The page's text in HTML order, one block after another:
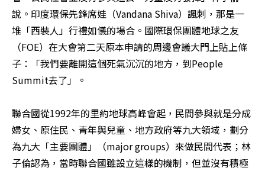
說。印度環保先鋒席娃（Vandana Shiva）諷刺，那是一
堆「西裝人」行禮如儀的場合。國際環保團體地球之友
（FOE）在大會第二天原本申請的周邊會議大門上貼上條
子：「我們要離開這個死氣沉沉的地方，到People
Summit去了」。
聯合國從1992年的里約地球高峰會起，民間參與就是分成
婦女、原住民、青年與兒童、地方政府等九大領域，劃分
為九大「主要團體」（major groups）來做民間代表；林
子倫認為，當時聯合國雖設立這樣的機制，但並沒有積極